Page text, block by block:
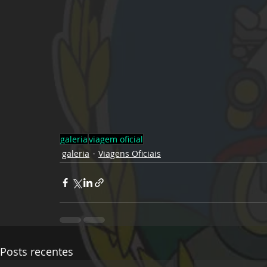
galeriaviagem oficial
galeria
Viagens Oficiais
Posts recentes